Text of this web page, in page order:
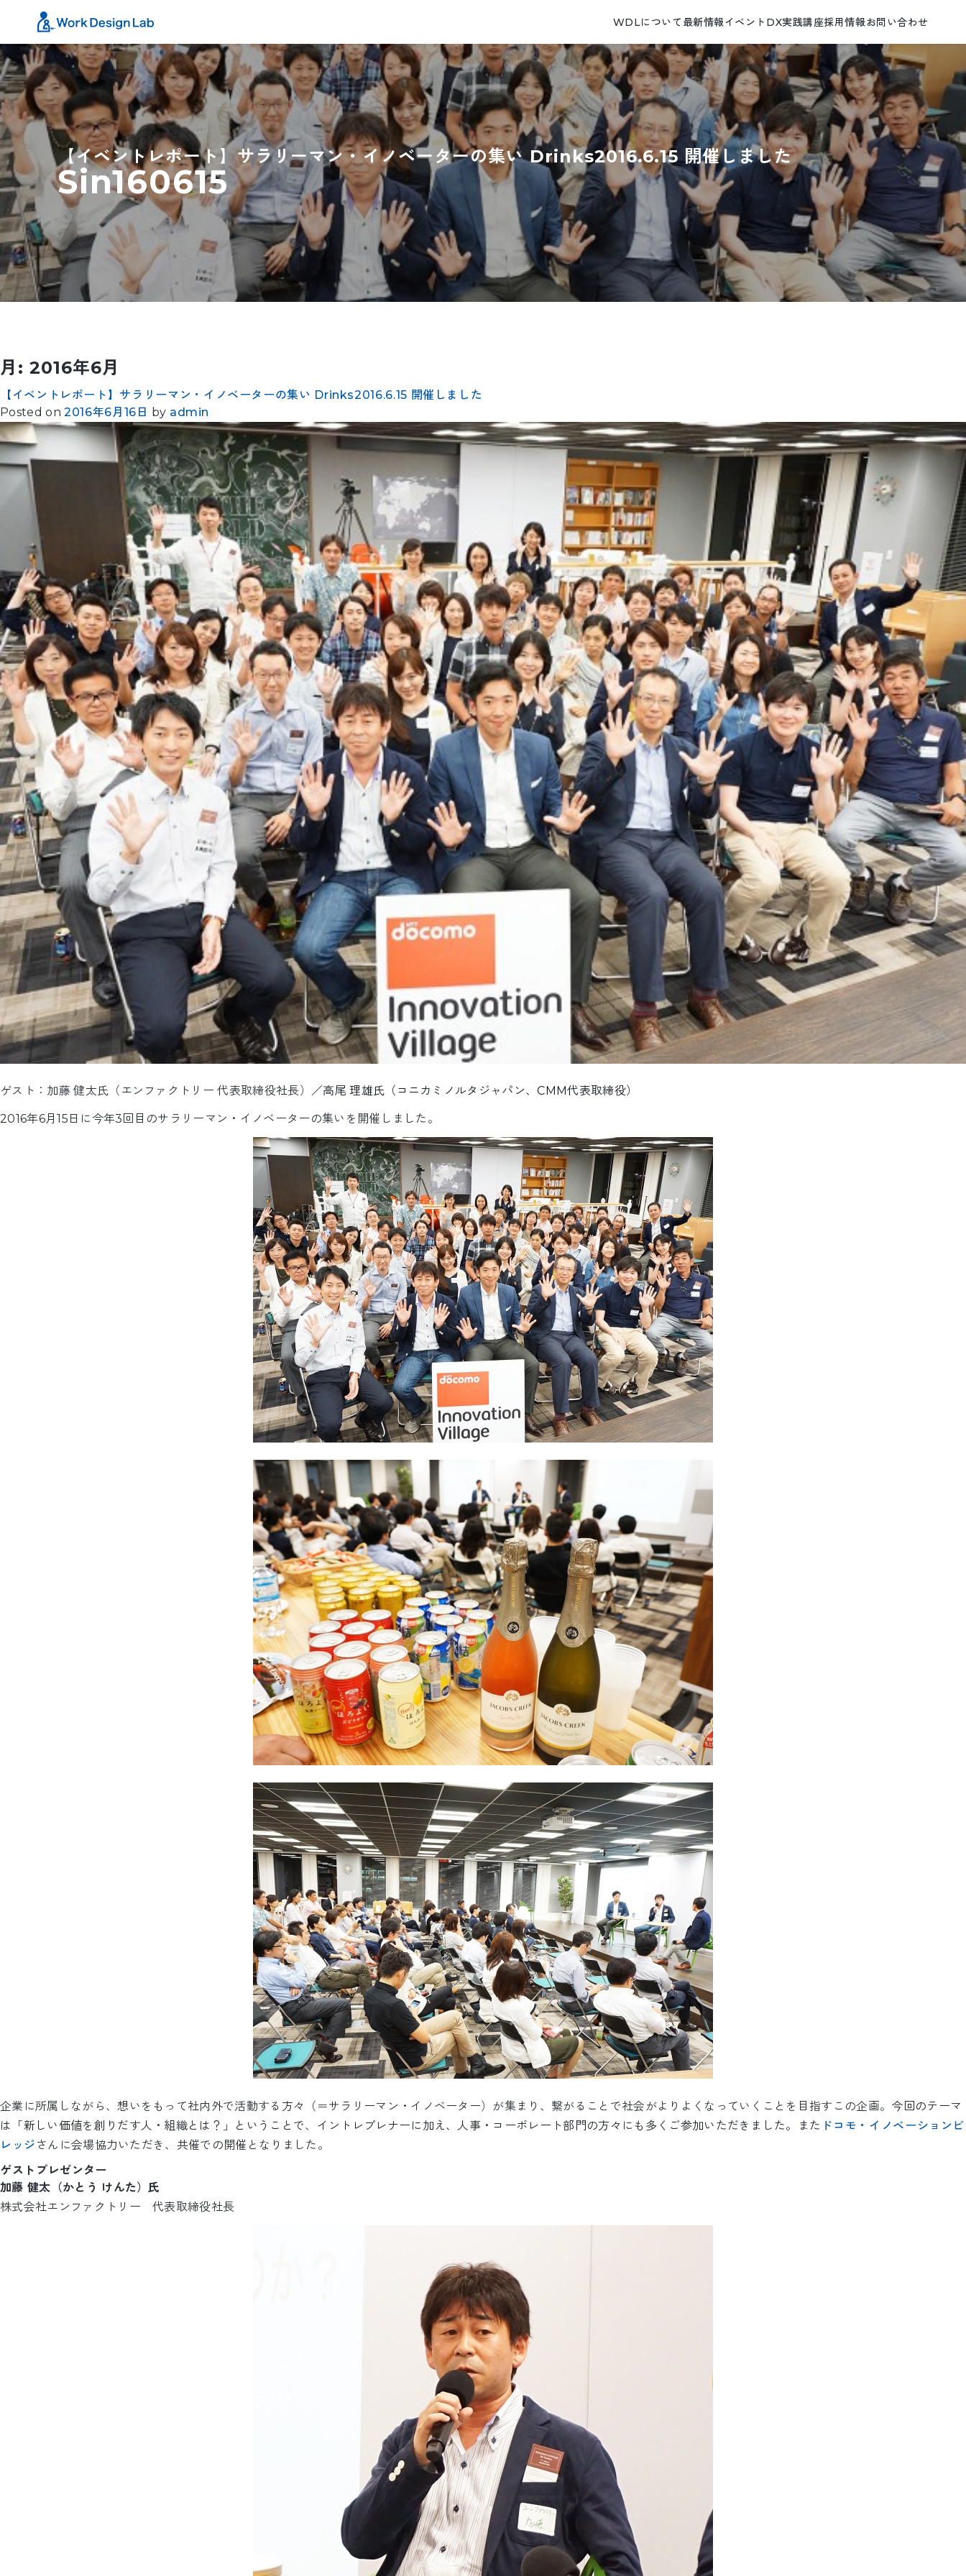
WDLについて 最新情報イベント DX実践講座採用情報 お問い合わせ
【イベントレポート】サラリーマン・イノベーターの集い Drinks2016.6.15 開催しました
Sin160615
月: 2016年6月
【イベントレポート】サラリーマン・イノベーターの集い Drinks2016.6.15 開催しました
Posted on2016年6月16日 by admin
ゲスト：加藤 健太氏（エンファクトリー 代表取締役社長） ／高尾 理雄氏（コニカミノルタジャパン、CMM代表取締役）
2016年6月15日に今年3回目のサラリーマン・イノベーターの集いを開催しました。
企業に所属しながら、想いをもって社内外で活動する方々（＝サラリーマン・イノベーター）が集まり、繋がることで社会がよりよくなっていくことを目指すこの企画。 今回のテーマ
は「新しい価値を創りだす人・組織とは？」
ということで、イントレプレナーに加え、人事・コーポレート部門の方々にも多くご参加いただきました。また ドコモ・イノベーションビ
レッジ さんに会場協力いただき、共催での開催となりました。
ゲストプレゼンター
加藤 健太（かとう けんた）氏
株式会社エンファクトリー 代表取締役社長